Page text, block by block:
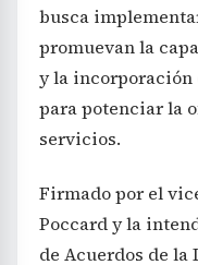
busca
promuevan la
y la
para potenciar la
servicios.
Firmado por el
Poccard y la
de Acuerdos de